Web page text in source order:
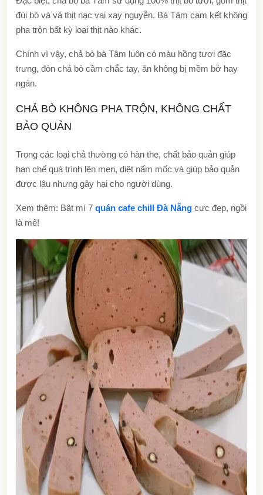
đùi bò và và thịt nạc vai xay nguyễn. Bà Tâm cam kết không
pha trộn bất kỳ loại thịt nào khác.
Chính vì vậy, chả bò bà Tâm luôn có màu hồng tươi đặc
trưng, đòn chả bò cầm chắc tay, ăn không bị mềm bở hay
ngán.
CHẢ BÒ KHÔNG PHA TRỘN, KHÔNG CHẤT
BẢO QUẢN
Trong các loại chả thường có hàn the, chất bảo quản giúp
hạn chế quá trình lên men, diệt nấm mốc và giúp bảo quản
được lâu nhưng gây hại cho người dùng.
Xem thêm: Bật mí 7 quán cafe chill Đà Nẵng cực đẹp, ngồi
là mê!